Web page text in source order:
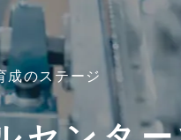
成のステージ